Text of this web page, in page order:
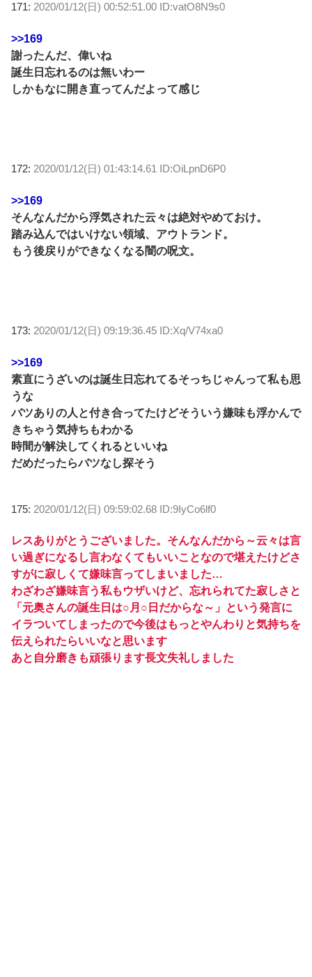
171: 2020/01/12(日) 00:52:51.00 ID:vatO8N9s0
>>169
謝ったんだ、偉いね
誕生日忘れるのは無いわー
しかもなに開き直ってんだよって感じ
172: 2020/01/12(日) 01:43:14.61 ID:OiLpnD6P0
>>169
そんなんだから浮気された云々は絶対やめておけ。
踏み込んではいけない領域、アウトランド。
もう後戻りができなくなる闇の呪文。
173: 2020/01/12(日) 09:19:36.45 ID:Xq/V74xa0
>>169
素直にうざいのは誕生日忘れてるそっちじゃんって私も思
うな
バツありの人と付き合ってたけどそういう嫌味も浮かんで
きちゃう気持ちもわかる
時間が解決してくれるといいね
だめだったらバツなし探そう
175: 2020/01/12(日) 09:59:02.68 ID:9IyCo6lf0
レスありがとうございました。そんなんだから～云々は言
い過ぎになるし言わなくてもいいことなので堪えたけどさ
すがに寂しくて嫌味言ってしまいました…
わざわざ嫌味言う私もウザいけど、忘れられてた寂しさと
「元奥さんの誕生日は○月○日だからな～」という発言に
イラついてしまったので今後はもっとやんわりと気持ちを
伝えられたらいいなと思います
あと自分磨きも頑張ります長文失礼しました